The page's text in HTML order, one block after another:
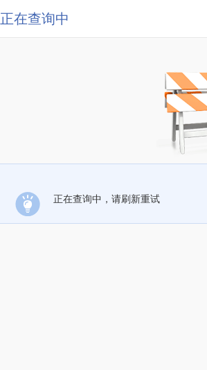
正在查询中
正在查询中，请刷新重试